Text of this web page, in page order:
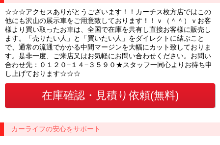
☆☆☆アクセスありがとうございます！！カーチス枚方店ではこの
他にも沢山の展示車をご用意致しております！！ｖ（＾＾）ｖお客
様より買い取ったお車は、全国で在庫を共有し直接お客様に販売し
ます。「売りたい人」と「買いたい人」をダイレクトに結ぶこと
で、通常の流通でかかる中間マージンを大幅にカット致しておりま
す。是非一度、ご来店又はお気軽にお問い合わせください。お問い
合わせ先：０１２０−１４−３５９０★スタッフ一同心よりお待ち申
し上げております☆☆☆
カーライフの安心をサポート